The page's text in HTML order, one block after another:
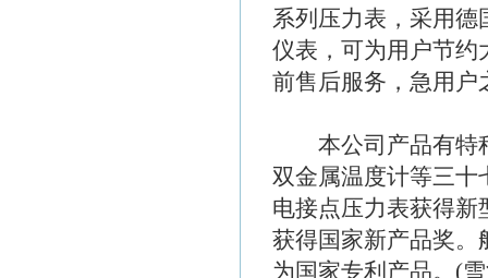
系列压力表，采用
仪表，可为用户节约
前售后服务，急用户
本公司产品有特种
双金属温度计等三十
电接点压力表获得新
获得国家新产品奖。
为国家专利产品。(